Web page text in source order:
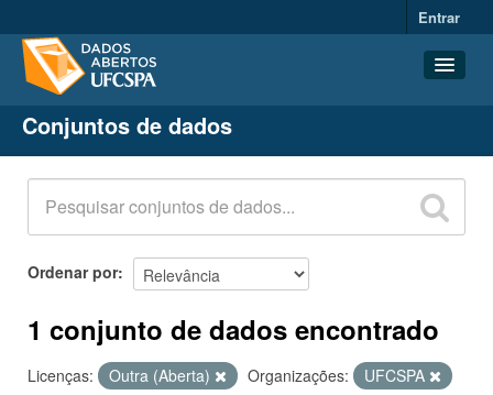
Entrar
Conjuntos de dados
Organizações
Grupos
Sobre
Conjuntos de dados
Ordenar por
1 conjunto de dados encontrado
Licenças: Outra (Aberta) Organizações:
UFCSPA